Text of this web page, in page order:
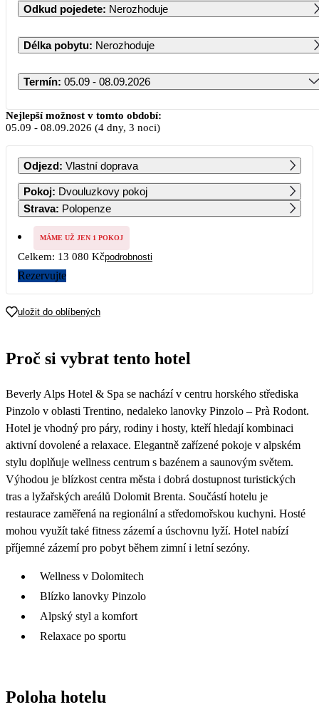
Odkud pojedete: Nerozhoduje
Délka pobytu: Nerozhoduje
Termín: 05.09 - 08.09.2026
Září 2026
PO ÚT ST ČT PÁ SO NE
1
8 490
2
8 490
3 4 5 6
7
6 540
8 9 10 11 12 13
14
6 540
15 16
21
6 540
22
6 540
23 24 25 26 27
Nejlepší možnost v tomto období:
05.09 - 08.09.2026 (4 dny, 3 noci)
Odjezd: Vlastní doprava
Pokoj: Dvouluzkovy pokoj
Strava: Polopenze
MÁME UŽ JEN 1 POKOJ
Celkem: 13 080 Kčpodrobnosti
Rezervujte
uložit do oblíbených
Proč si vybrat tento hotel
Beverly Alps Hotel & Spa se nachází v centru horského střediska
Pinzolo v oblasti Trentino, nedaleko lanovky Pinzolo – Prà Rodont.
Hotel je vhodný pro páry, rodiny i hosty, kteří hledají kombinaci
aktivní dovolené a relaxace. Elegantně zařízené pokoje v alpském
stylu doplňuje wellness centrum s bazénem a saunovým světem.
Výhodou je blízkost centra města i dobrá dostupnost turistických
tras a lyžařských areálů Dolomit Brenta. Součástí hotelu je
restaurace zaměřená na regionální a středomořskou kuchyni. Hosté
mohou využít také fitness zázemí a úschovnu lyží. Hotel nabízí
příjemné zázemí pro pobyt během zimní i letní sezóny.
Wellness v Dolomitech
Blízko lanovky Pinzolo
Alpský styl a komfort
Relaxace po sportu
Poloha hotelu